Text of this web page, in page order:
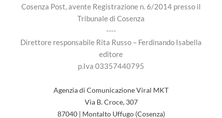
Cosenza Post, avente Registrazione n. 6/2014 presso il
Tribunale di Cosenza
----
Direttore responsabile Rita Russo – Ferdinando Isabella
editore
p.Iva 03357440795
Agenzia di Comunicazione Viral MKT
Via B. Croce, 307
87040 | Montalto Uffugo (Cosenza)